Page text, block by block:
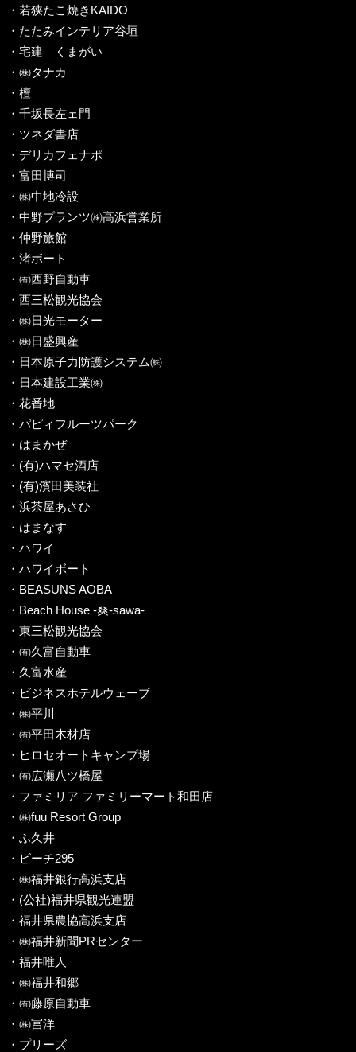
・若狭たこ焼きKAIDO
・たたみインテリア谷垣
・宅建 くまがい
・㈱タナカ
・檀
・千坂長左ェ門
・ツネダ書店
・デリカフェナポ
・富田博司
・㈱中地冷設
・中野プランツ㈱高浜営業所
・仲野旅館
・渚ボート
・㈲西野自動車
・西三松観光協会
・㈱日光モーター
・㈱日盛興産
・日本原子力防護システム㈱
・日本建設工業㈱
・花番地
・パピィフルーツパーク
・はまかぜ
・(有)ハマセ酒店
・(有)濱田美装社
・浜茶屋あさひ
・はまなす
・ハワイ
・ハワイボート
・BEASUNS AOBA
・Beach House -爽-sawa-
・東三松観光協会
・㈲久富自動車
・久富水産
・ビジネスホテルウェーブ
・㈱平川
・㈲平田木材店
・ヒロセオートキャンプ場
・㈲広瀬八ツ橋屋
・ファミリア ファミリーマート和田店
・㈱fuu Resort Group
・ふ久井
・ビーチ295
・㈱福井銀行高浜支店
・(公社)福井県観光連盟
・福井県農協高浜支店
・㈱福井新聞PRセンター
・福井唯人
・㈱福井和郷
・㈲藤原自動車
・㈱冨洋
・プリーズ